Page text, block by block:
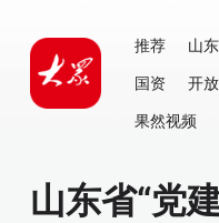
推荐 山东
国资
开
果然视频
山东省“党